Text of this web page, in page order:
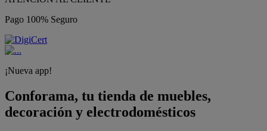
Pago 100% Seguro
¡Nueva app!
Conforama, tu tienda de muebles,
decoración y electrodomésticos